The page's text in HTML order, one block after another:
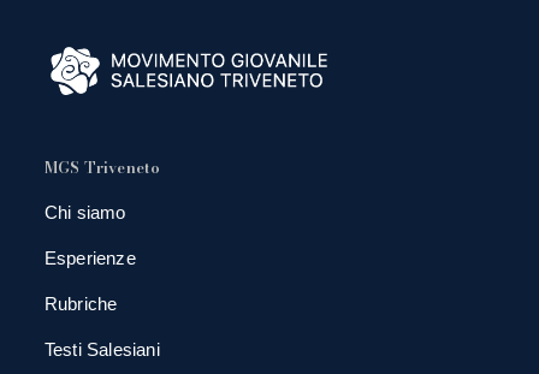
MGS Triveneto
Chi siamo
Esperienze
Rubriche
Testi Salesiani